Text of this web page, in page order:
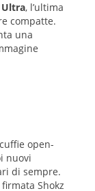
Ultra, l’ultima
compatte.
una
open-
nuovi
di sempre.
Shokz